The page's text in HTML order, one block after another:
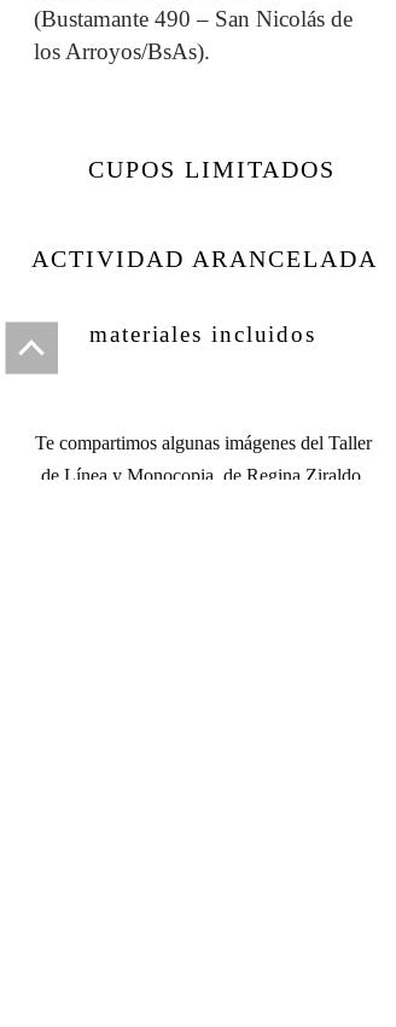
(Bustamante 490 – San Nicolás de
los Arroyos/BsAs).
CUPOS LIMITADOS
ACTIVIDAD ARANCELADA
materiales incluidos
Te compartimos algunas imágenes del Taller
de Línea y Monocopia, de Regina Ziraldo,